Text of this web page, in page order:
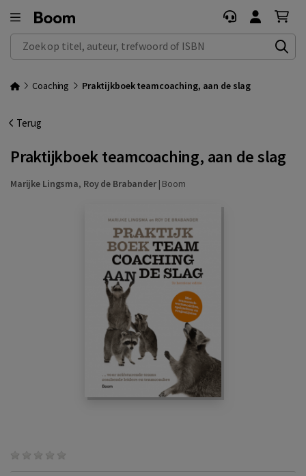
Zoek op titel, auteur, trefwoord of ISBN
Coaching Praktijkboek teamcoaching, aan de slag
Terug
Praktijkboek teamcoaching, aan de slag
Marijke Lingsma, Roy de Brabander| Boom